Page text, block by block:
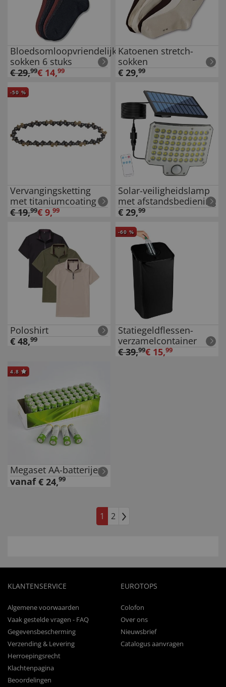
Bloedsomloopvriendelijke
sokken 6 stuks
€29,99€ 14,99
Katoenen stretch-
sokken
€ 29,99
-50 %
Vervangingsketting
met titaniumcoating
€19,99€ 9,99
Solar-veiligheidslamp
met afstandsbediening
€ 29,99
Poloshirt
€ 48,99
-60 %
Statiegeldflessen-
verzamelcontainer
€39,99€ 15,99
4.8
Megaset AA-batterijen
vanaf € 24,99
1 2
KLANTENSERVICE
Algemene voorwaarden
Vaak gestelde vragen - FAQ
Gegevensbescherming
Verzending & Levering
Herroepingsrecht
Klachtenpagina
Beoordelingen
EUROTOPS
Colofon
Over ons
Nieuwsbrief
Catalogus aanvragen